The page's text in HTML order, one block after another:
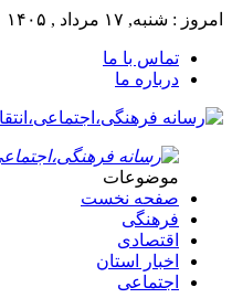
امروز : شنبه, ۱۷ مرداد , ۱۴۰۵
تماس با ما
درباره ما
موضوعات
صفحه نخست
فرهنگی
اقتصادی
اخبار استان
اجتماعی